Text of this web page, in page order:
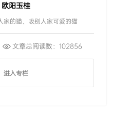
欧阳玉桂
家的猫、吸别人家可爱的猫
文章总阅读数：102856
进入专栏